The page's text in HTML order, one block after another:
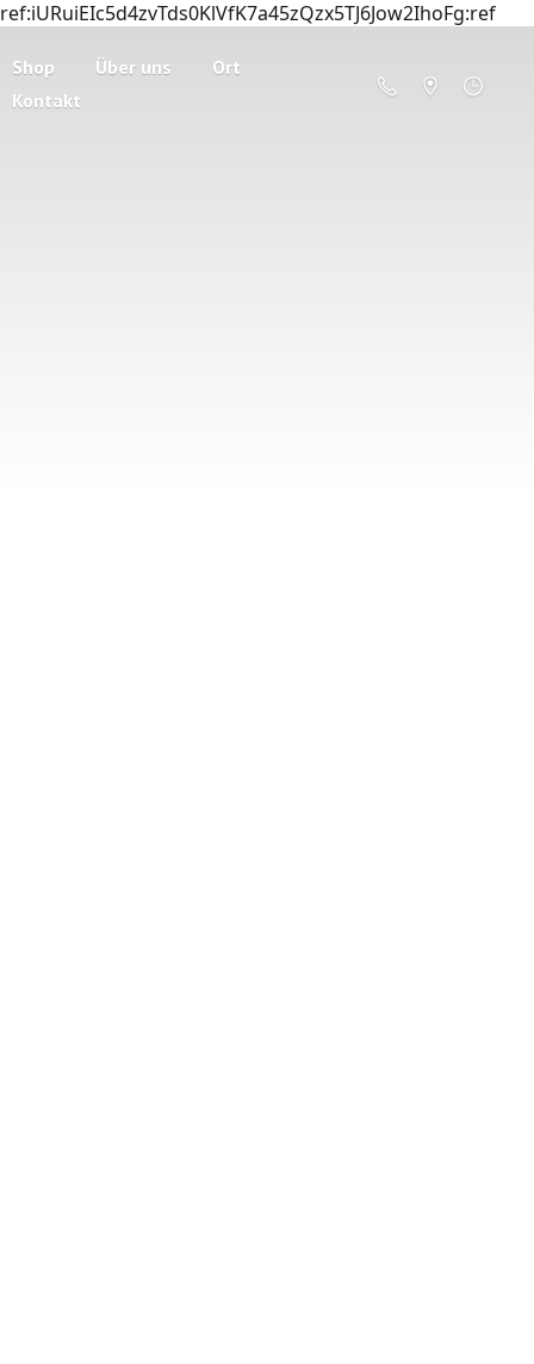
ref:iURuiEIc5d4zvTds0KlVfK7a45zQzx5TJ6Jow2IhoFg:ref
Shop Über uns
Ort
Kontakt